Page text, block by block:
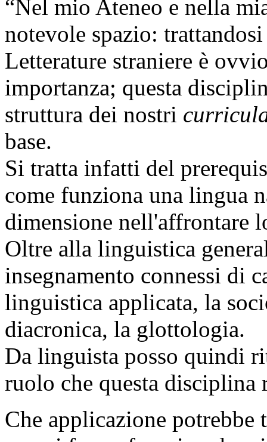
“Nel mio Ateneo e nella
notevole spazio:
Letterature straniere è
importanza; questa
struttura dei nostri
base.
Si tratta infatti del
come funziona una lingua
dimensione nell'affrontare
Oltre alla linguistica
insegnamento connessi di
linguistica applicata, la
diacronica, la glottologia.
Da linguista posso quindi
ruolo che questa
Che applicazione potrebbe